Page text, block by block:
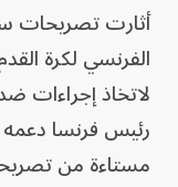
أثارت تصريحات
الفرنسي لكرة
لاتخاذ إجراءات
رئيس فرنسا دعمه
مستاءة من